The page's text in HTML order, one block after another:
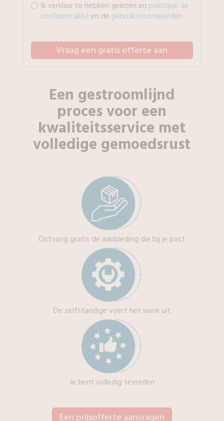
Ik verklaar te hebben gelezen en politique de
confidentialité en de gebruiksvoorwaarden
Vraag een gratis offerte aan
Een gestroomlijnd
proces voor een
kwaliteitsservice met
volledige gemoedsrust
Ontvang gratis de aanbieding die bij je past
De zelfstandige voert het werk uit
Je bent volledig tevreden
Een prijsofferte aanvragen